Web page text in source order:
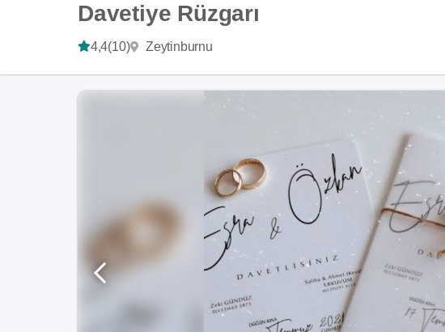
Davetiye Rüzgarı
4,4(10) Zeytinburnu